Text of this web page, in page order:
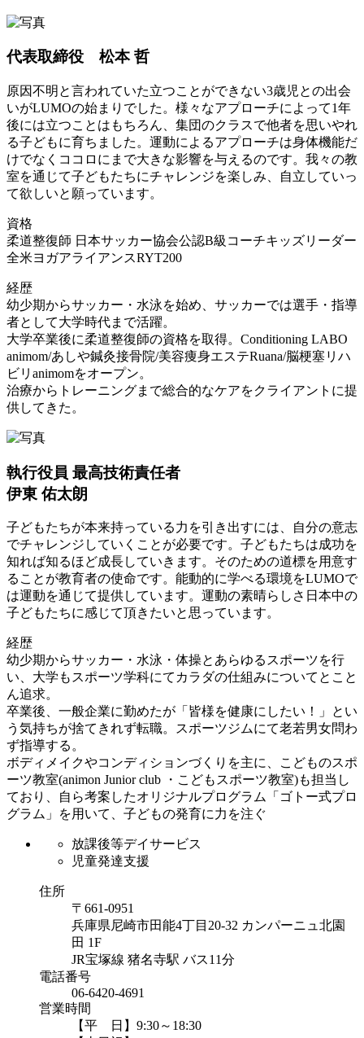
代表取締役 松本 哲
原因不明と言われていた立つことができない3歳児との出会
いがLUMOの始まりでした。様々なアプローチによって1年
後には立つことはもちろん、集団のクラスで他者を思いやれ
る子どもに育ちました。運動によるアプローチは身体機能だ
けでなくココロにまで大きな影響を与えるのです。我々の教
室を通じて子どもたちにチャレンジを楽しみ、自立していっ
て欲しいと願っています。
資格
柔道整復師 日本サッカー協会公認B級コーチキッズリーダー
全米ヨガアライアンスRYT200
経歴
幼少期からサッカー・水泳を始め、サッカーでは選手・指導
者として大学時代まで活躍。
大学卒業後に柔道整復師の資格を取得。Conditioning LABO
animom/あしや鍼灸接骨院/美容痩身エステRuana/脳梗塞リハ
ビリanimomをオープン。
治療からトレーニングまで総合的なケアをクライアントに提
供してきた。
執行役員 最高技術責任者
伊東 佑太朗
子どもたちが本来持っている力を引き出すには、自分の意志
でチャレンジしていくことが必要です。子どもたちは成功を
知れば知るほど成長していきます。そのための道標を用意す
ることが教育者の使命です。能動的に学べる環境をLUMOで
は運動を通じて提供しています。運動の素晴らしさ日本中の
子どもたちに感じて頂きたいと思っています。
経歴
幼少期からサッカー・水泳・体操とあらゆるスポーツを行
い、大学もスポーツ学科にてカラダの仕組みについてとこと
ん追求。
卒業後、一般企業に勤めたが「皆様を健康にしたい！」とい
う気持ちが捨てきれず転職。スポーツジムにて老若男女問わ
ず指導する。
ボディメイクやコンディションづくりを主に、こどものスポ
ーツ教室(animon Junior club ・こどもスポーツ教室)も担当し
ており、自ら考案したオリジナルプログラム「ゴトー式プロ
グラム」を用いて、子どもの発育に力を注ぐ
放課後等デイサービス
児童発達支援
住所
〒661-0951
兵庫県尼崎市田能4丁目20-32 カンパーニュ北園
田 1F
JR宝塚線 猪名寺駅 バス11分
電話番号
06-6420-4691
営業時間
【平 日】9:30～18:30